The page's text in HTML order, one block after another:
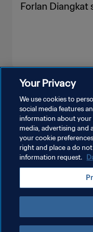
Forlan Diangkat
KEBIJAKAN PRIVASI
ATUR PREFERENSI KUKI
Copyright © 1994 - 2026 FIFA. All
Your Privacy
We use cookies to
social media features
information about your
media, advertising and
your cookie
right and place a do
information request.